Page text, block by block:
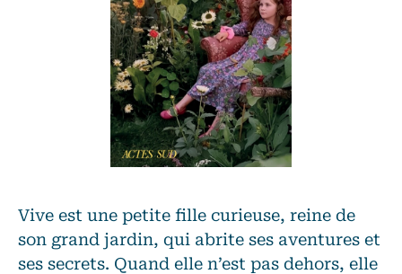
Vive est une petite fille curieuse, reine de
son grand jardin, qui abrite ses aventures et
ses secrets. Quand elle n’est pas dehors, elle